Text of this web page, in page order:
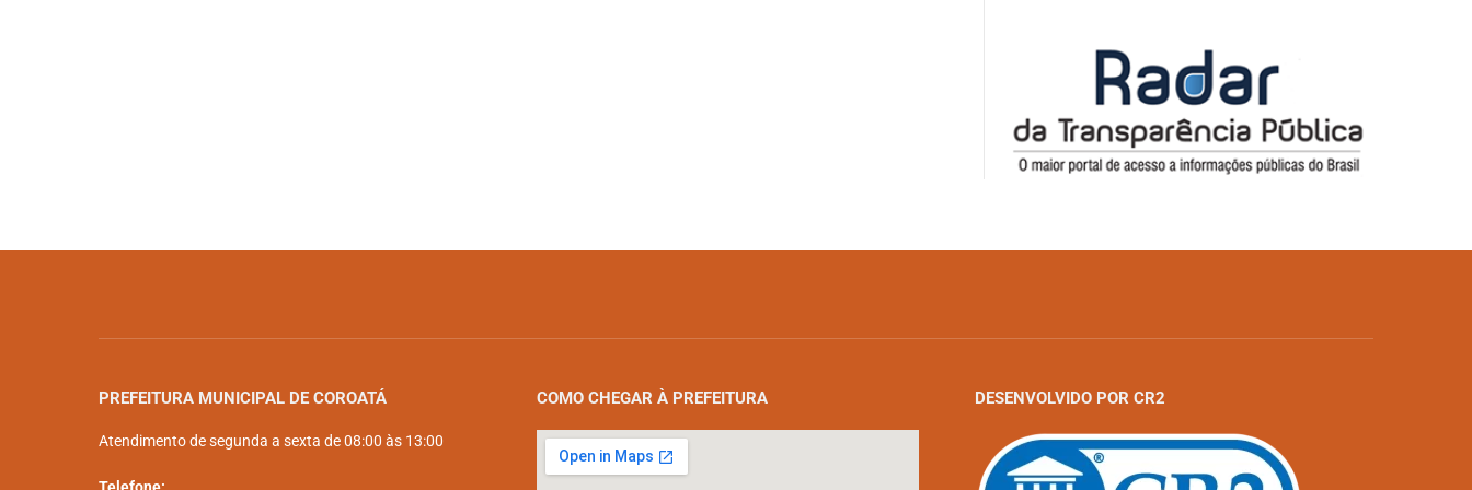
PREFEITURA MUNICIPAL DE COROATÁ
Atendimento de segunda a sexta de 08:00 às 13:00
COMO CHEGAR À PREFEITURA DESENVOLVIDO POR CR2